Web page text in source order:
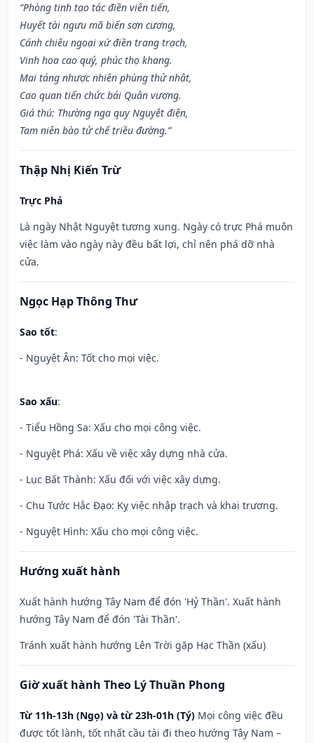
“Phòng tinh tạo tác điền viên tiến,
Huyết tài ngưu mã biến sơn cương,
Cánh chiêu ngoại xứ điền trang trạch,
Vinh hoa cao quý, phúc thọ khang.
Mai táng nhược nhiên phùng thử nhật,
Cao quan tiến chức bái Quân vương.
Giá thú: Thường nga quy Nguyệt điện,
Tam niên bào tử chế triều đường.”
Thập Nhị Kiến Trừ
Trực Phá
Là ngày Nhật Nguyệt tương xung. Ngày có trực Phá muôn
việc làm vào ngày này đều bất lợi, chỉ nên phá dỡ nhà
cửa.
Ngọc Hạp Thông Thư
Sao tốt:
- Nguyệt Ân: Tốt cho mọi việc.
Sao xấu:
- Tiểu Hồng Sa: Xấu cho mọi công việc.
- Nguyệt Phá: Xấu về việc xây dựng nhà cửa.
- Lục Bất Thành: Xấu đối với việc xây dựng.
- Chu Tước Hắc Đạo: Kỵ việc nhập trạch và khai trương.
- Nguyệt Hình: Xấu cho mọi công việc.
Hướng xuất hành
Xuất hành hướng Tây Nam để đón 'Hỷ Thần'. Xuất hành
hướng Tây Nam để đón 'Tài Thần'.
Tránh xuất hành hướng Lên Trời gặp Hạc Thần (xấu)
Giờ xuất hành Theo Lý Thuần Phong
Từ 11h-13h (Ngọ) và từ 23h-01h (Tý) Mọi công việc đều
được tốt lành, tốt nhất cầu tài đi theo hướng Tây Nam –